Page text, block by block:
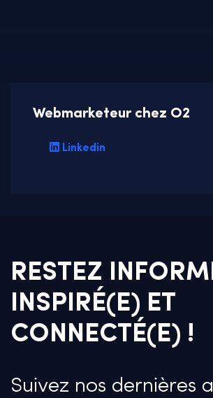
Webmarketeur chez O2
Linkedin
RESTEZ
INSPIRÉ(E) ET
CONNECTÉ(E) !
Suivez nos dernières